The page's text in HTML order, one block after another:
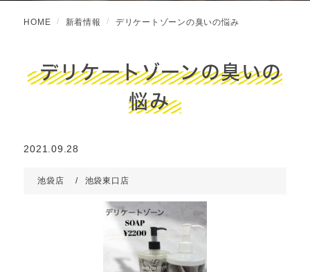
HOME 新着情報 デリケートゾーンの臭いの悩み
デリケートゾーンの臭いの
悩み
2021.09.28
池袋店 池袋東口店